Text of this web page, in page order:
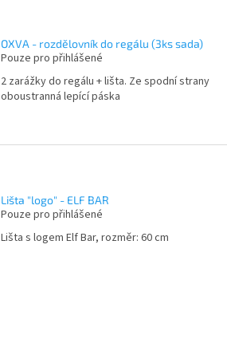
OXVA - rozdělovník do regálu (3ks sada)
Pouze pro přihlášené
2 zarážky do regálu + lišta. Ze spodní strany
oboustranná lepící páska
Lišta "logo" - ELF BAR
Pouze pro přihlášené
Lišta s logem Elf Bar, rozměr: 60 cm